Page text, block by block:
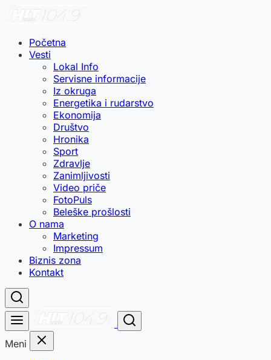
Početna
Vesti
Lokal Info
Servisne informacije
Iz okruga
Energetika i rudarstvo
Ekonomija
Društvo
Hronika
Sport
Zdravlje
Zanimljivosti
Video priče
FotoPuls
Beleške prošlosti
O nama
Marketing
Impressum
Biznis zona
Kontakt
Meni